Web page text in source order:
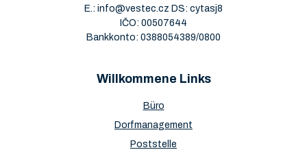
E.: info@vestec.cz DS: cytasj8
IČO: 00507644
Bankkonto: 0388054389/0800
Willkommene Links
Büro
Dorfmanagement
Poststelle